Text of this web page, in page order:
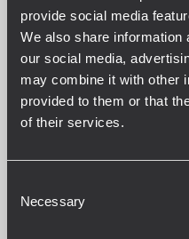
provide social media
We also share information
our social media,
may combine it with other
provided to them or that
of their services.
Selection
Necessary
installazione, grazie
ergonomiche. Il
sulla parte
l'uso del sub in varie
griglia frontale
fonotrasparente per
ulteriormente i
di polvere.